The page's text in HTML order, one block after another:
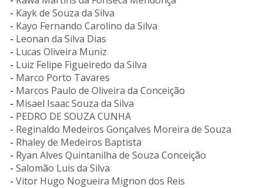
- Kayk de Souza da Silva
- Kayo Fernando Carolino da Silva
- Leonan da Silva Dias
- Lucas Oliveira Muniz
- Luiz Felipe Figueiredo da Silva
- Marco Porto Tavares
- Marcos Paulo de Oliveira da Conceição
- Misael Isaac Souza da Silva
- PEDRO DE SOUZA CUNHA
- Reginaldo Medeiros Gonçalves Moreira de Souza
- Rhaley de Medeiros Baptista
- Ryan Alves Quintanilha de Souza Conceição
- Salomão Luis da Silva
- Vitor Hugo Nogueira Mignon dos Reis